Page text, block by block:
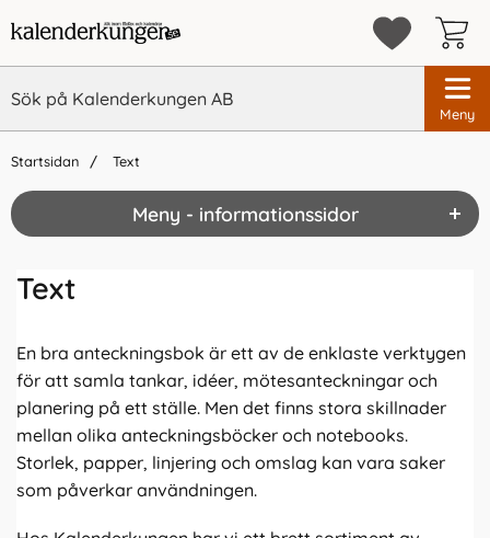
Meny
Startsidan Text
Meny - informationssidor
Text
En bra anteckningsbok är ett av de enklaste verktygen
för att samla tankar, idéer, mötesanteckningar och
planering på ett ställe. Men det finns stora skillnader
mellan olika anteckningsböcker och notebooks.
Storlek, papper, linjering och omslag kan vara saker
som påverkar användningen.